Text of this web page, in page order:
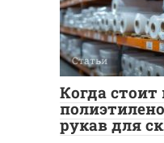
Статьи
Когда
рукав для